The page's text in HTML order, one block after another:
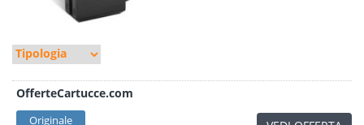
OfferteCartucce.com
Originale